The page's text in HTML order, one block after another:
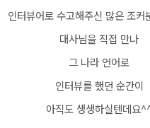
인터뷰어로 수고해주신 많은 조커
대사님을 직접 만나
그 나라 언어로
인터뷰를 했던 순간이
아직도 생생하실텐데요